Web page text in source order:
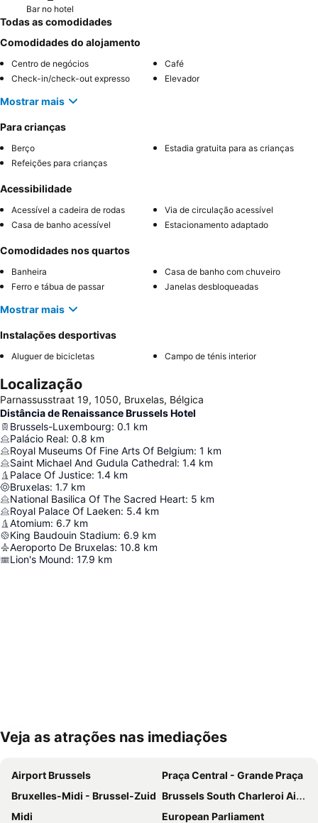
Bar no hotel
Todas as comodidades
Comodidades do alojamento
Centro de negócios
Café
Check-in/check-out expresso
Elevador
Mostrar mais
Para crianças
Berço
Estadia gratuita para as crianças
Refeições para crianças
Acessibilidade
Acessível a cadeira de rodas
Via de circulação acessível
Casa de banho acessível
Estacionamento adaptado
Comodidades nos quartos
Banheira
Casa de banho com chuveiro
Ferro e tábua de passar
Janelas desbloqueadas
Mostrar mais
Instalações desportivas
Aluguer de bicicletas Campo de ténis interior
Localização
Parnassusstraat 19, 1050, Bruxelas, Bélgica
Distância de Renaissance Brussels Hotel
Brussels-Luxembourg: 0.1 km
Palácio Real: 0.8 km
Royal Museums Of Fine Arts Of Belgium: 1 km
Saint Michael And Gudula Cathedral: 1.4 km
Palace Of Justice: 1.4 km
Bruxelas: 1.7 km
National Basilica Of The Sacred Heart: 5 km
Royal Palace Of Laeken: 5.4 km
Atomium: 6.7 km
King Baudouin Stadium: 6.9 km
Aeroporto De Bruxelas: 10.8 km
Lion's Mound: 17.9 km
Ampliar mapa
Veja as atrações nas imediações
Airport Brussels
Praça Central - Grande Praça
Bruxelles-Midi - Brussel-Zuid Brussels South Charleroi Airport
Midi
European Parliament